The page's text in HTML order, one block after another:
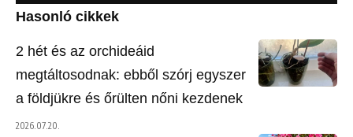
Hasonló cikkek
2 hét és az orchideáid
megtáltosodnak: ebből szórj egyszer
a földjükre és őrülten nőni kezdenek
2026.07.20.